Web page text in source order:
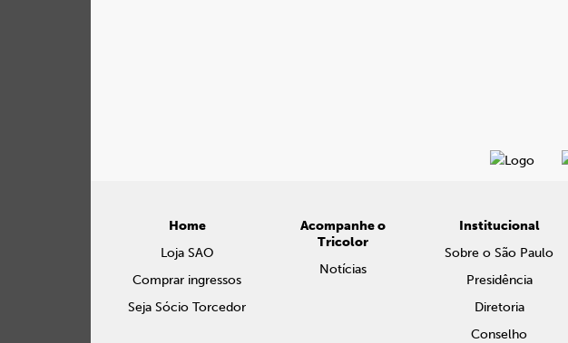
Home
Loja SAO
Comprar ingressos
Seja Sócio Torcedor
Acompanhe o
Tricolor
Notícias
Institucional
Sobre o São Paulo
Presidência
Diretoria
Conselho